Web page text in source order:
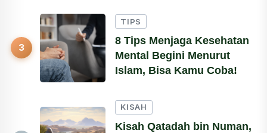
3
TIPS
8 Tips Menjaga Kesehatan
Mental Begini Menurut
Islam, Bisa Kamu Coba!
KISAH
Kisah Qatadah bin Numan,